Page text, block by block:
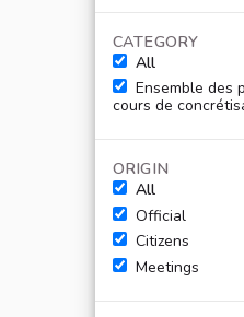
CATEGORY
All
Ensemble des
cours de
ORIGIN
All
Official
Citizens
Meetings